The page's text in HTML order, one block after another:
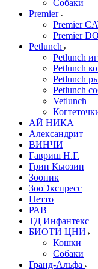
Собаки
Premier
Premier
Premier
Petlunch
Petlunch
Petlunch
Petlunch
Petlunch
Vetlunch
АЙ НИКА
Александрит
ВИНЧИ
Гавриш Н.Г.
Грин Кьюзин
Зооник
ЗооЭкспресс
Петто
РАВ
ТД Инфантекс
БИОТИ ЦНИ
Кошки
Собаки
Гранд-Альфа